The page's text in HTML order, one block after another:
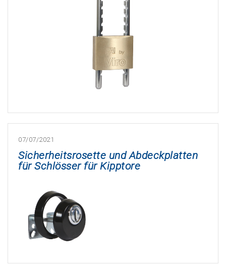
07/07/2021
Sicherheitsrosette und Abdeckplatten
für Schlösser für Kipptore